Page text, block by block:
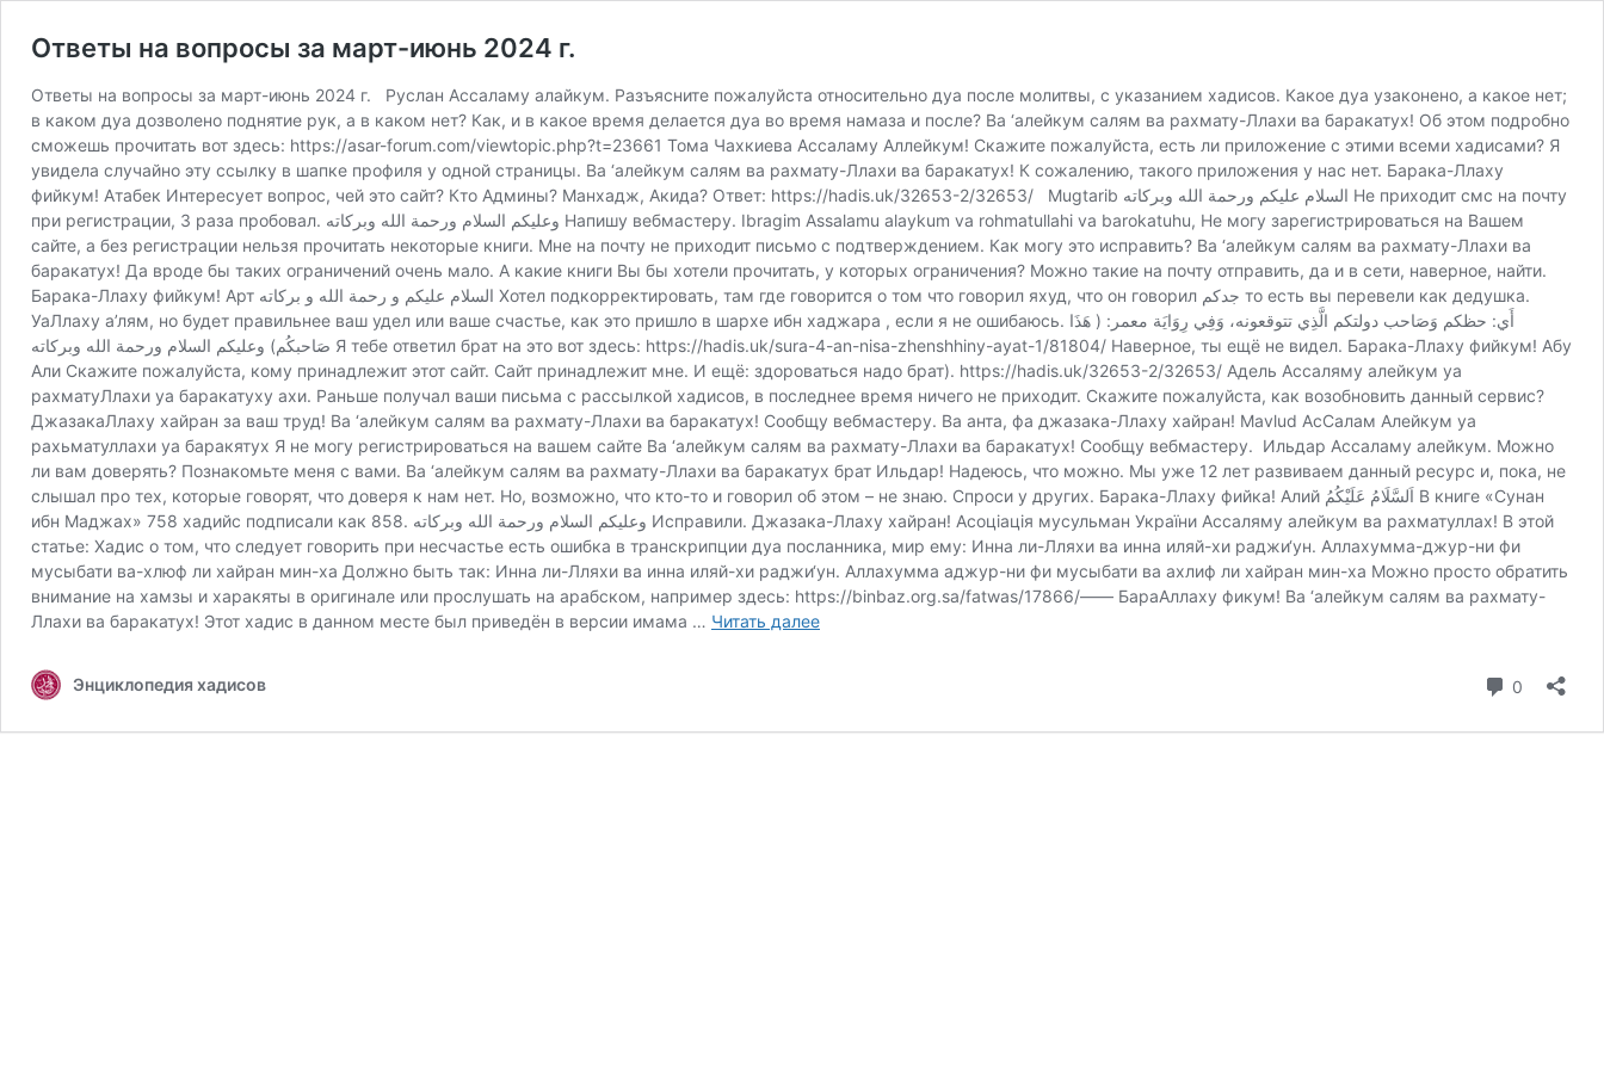
Ответы на вопросы за март-июнь 2024 г.
Ответы на вопросы за март-июнь 2024 г. Руслан Ассаламу алайкум. Разъясните пожалуйста относительно дуа после молитвы, с указанием хадисов. Какое дуа узаконено, а какое нет;
в каком дуа дозволено поднятие рук, а в каком нет? Как, и в какое время делается дуа во время намаза и после? Ва ‘алейкум салям ва рахмату-Ллахи ва баракатух! Об этом подробно
сможешь прочитать вот здесь: https://asar-forum.com/viewtopic.php?t=23661 Тома Чахкиева Ассаламу Аллейкум! Скажите пожалуйста, есть ли приложение с этими всеми хадисами? Я
увидела случайно эту ссылку в шапке профиля у одной страницы. Ва ‘алейкум салям ва рахмату-Ллахи ва баракатух! К сожалению, такого приложения у нас нет. Барака-Ллаху
фийкум! Атабек Интересует вопрос, чей это сайт? Кто Админы? Манхадж, Акида? Ответ: https://hadis.uk/32653-2/32653/ Mugtarib السلام عليكم ورحمة الله وبركاته Не приходит смс на почту
при регистрации, 3 раза пробовал. وعليكم السلام ورحمة الله وبركاته Напишу вебмастеру. Ibragim Assalamu alaykum va rohmatullahi va barokatuhu, Не могу зарегистрироваться на Вашем
сайте, а без регистрации нельзя прочитать некоторые книги. Мне на почту не приходит письмо с подтверждением. Как могу это исправить? Ва ‘алейкум салям ва рахмату-Ллахи ва
баракатух! Да вроде бы таких ограничений очень мало. А какие книги Вы бы хотели прочитать, у которых ограничения? Можно такие на почту отправить, да и в сети, наверное, найти.
Барака-Ллаху фийкум! Арт السلام عليكم و رحمة الله و بركاته Хотел подкорректировать, там где говорится о том что говорил яхуд, что он говорил جدكم то есть вы перевели как дедушка.
УаЛлаху а’лям, но будет правильнее ваш удел или ваше счастье, как это пришло в шархе ибн хаджара , если я не ошибаюсь. أَي: حظكم وَصَاحب دولتكم الَّذِي تتوقعونه، وَفِي رِوَايَة معمر: ( هَذَا
صَاحبكُم) وعليكم السلام ورحمة الله وبركاته Я тебе ответил брат на это вот здесь: https://hadis.uk/sura-4-an-nisa-zhenshhiny-ayat-1/81804/ Наверное, ты ещё не видел. Барака-Ллаху фийкум! Абу
Али Скажите пожалуйста, кому принадлежит этот сайт. Сайт принадлежит мне. И ещё: здороваться надо брат). https://hadis.uk/32653-2/32653/ Адель Ассаляму алейкум уа
рахматуЛлахи уа баракатуху ахи. Раньше получал ваши письма с рассылкой хадисов, в последнее время ничего не приходит. Скажите пожалуйста, как возобновить данный сервис?
ДжазакаЛлаху хайран за ваш труд! Ва ‘алейкум салям ва рахмату-Ллахи ва баракатух! Сообщу вебмастеру. Ва анта, фа джазака-Ллаху хайран! Mavlud АсСалам Алейкум уа
рахьматуллахи уа баракятух Я не могу регистрироваться на вашем сайте Ва ‘алейкум салям ва рахмату-Ллахи ва баракатух! Сообщу вебмастеру. Ильдар Ассаламу алейкум. Можно
ли вам доверять? Познакомьте меня с вами. Ва ‘алейкум салям ва рахмату-Ллахи ва баракатух брат Ильдар! Надеюсь, что можно. Мы уже 12 лет развиваем данный ресурс и, пока, не
слышал про тех, которые говорят, что доверя к нам нет. Но, возможно, что кто-то и говорил об этом – не знаю. Спроси у других. Барака-Ллаху фийка! Алий اَلسَّلَامُ عَلَيْكُمُ‏ В книге «Сунан
ибн Маджах» 758 хадийс подписали как 858. وعليكم السلام ورحمة الله وبركاته Исправили. Джазака-Ллаху хайран! Асоціація мусульман України Ассаляму алейкум ва рахматуллах! В этой
статье: Хадис о том, что следует говорить при несчастье есть ошибка в транскрипции дуа посланника, мир ему: Инна ли-Лляхи ва инна иляй-хи раджи‘ун. Аллахумма-джур-ни фи
мусыбати ва-хлюф ли хайран мин-ха Должно быть так: Инна ли-Лляхи ва инна иляй-хи раджи‘ун. Аллахумма аджур-ни фи мусыбати ва ахлиф ли хайран мин-ха Можно просто обратить
внимание на хамзы и харакяты в оригинале или прослушать на арабском, например здесь: https://binbaz.org.sa/fatwas/17866/—— БараАллаху фикум! Ва ‘алейкум салям ва рахмату-
Ллахи ва баракатух! Этот хадис в данном месте был приведён в версии имама … Читать далееОтветы
Энциклопедия хадисов 0